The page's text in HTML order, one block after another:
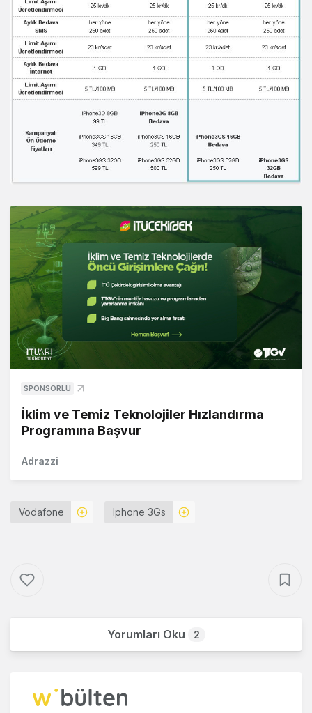
SPONSORLU
İklim ve Temiz Teknolojiler Hızlandırma
Programına Başvur
Adrazzi
Vodafone Iphone 3Gs
Yorumları Oku 2